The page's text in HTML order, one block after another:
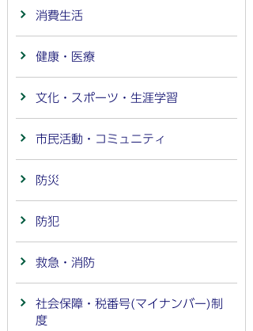
消費生活
健康・医療
文化・スポーツ・生涯学習
市民活動・コミュニティ
防災
防犯
救急・消防
社会保障・税番号(マイナンバー)制
度